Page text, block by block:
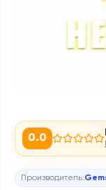
0.0
Производитель: